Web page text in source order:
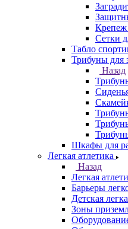
Крепеж
Сетки
Табло
Трибуны для
Назад
Шкафы для
Легкая атлетика
Назад
Легкая
Барьеры
Детская
Зоны